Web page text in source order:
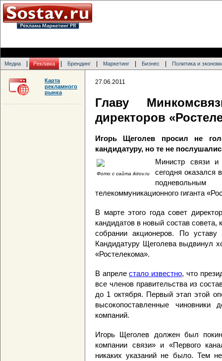
Медиа Реклама Брендинг Маркетинг Бизнес Политика и
27.06.2011
Главу
директоров
Игорь Щеголев просил не
кандидатуру, но те не
Фото с сайта ikirov.ru
Министр связи и
сегодня оказался
телекоммуникационного гиганта
В марте этого года совет
кандидатов в новый состав
собрании акционеров. По
Кандидатуру Щеголева выдвинул
«Ростелекома».
В апрелестало известно, что
все членов правительства из
до 1 октября. Первый этап этой
высокопоставленные
компаний.
Игорь Щеголев должен был
компании связи» и «Первого
никаких указаний не было. Тем
Карта
рекламного
рынка